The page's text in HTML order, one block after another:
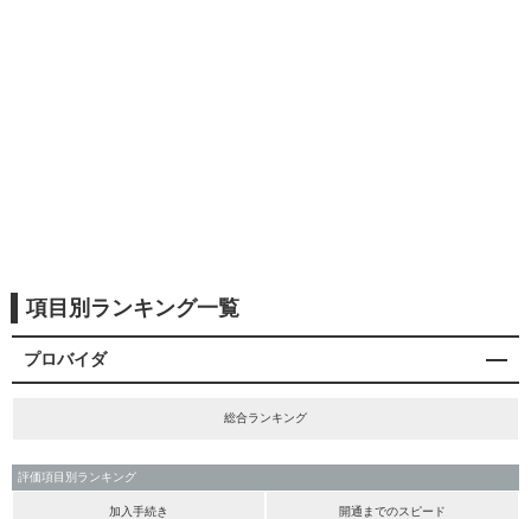
項目別ランキング一覧
プロバイダ
総合ランキング
評価項目別ランキング
加入手続き 開通までのスピード